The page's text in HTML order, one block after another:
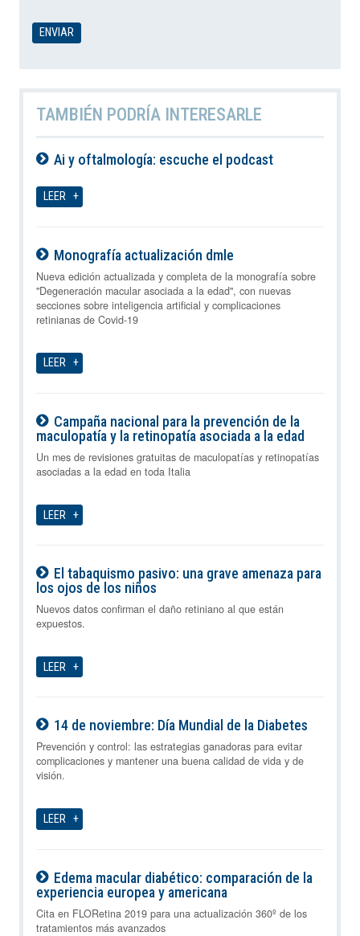
TAMBIÉN PODRÍA INTERESARLE
Ai y oftalmología: escuche el podcast
LEER
Monografía actualización dmle
08-08-2026
Nueva edición actualizada y completa de la monografía sobre
"Degeneración macular asociada a la edad", con nuevas
secciones sobre inteligencia artificial y complicaciones
retinianas de Covid-19
LEER
Campaña nacional para la prevención de la
maculopatía y la retinopatía asociada a la edad
08-08-2026
Un mes de revisiones gratuitas de maculopatías y retinopatías
asociadas a la edad en toda Italia
LEER
El tabaquismo pasivo: una grave amenaza para
los ojos de los niños
08-08-2026
Nuevos datos confirman el daño retiniano al que están
expuestos.
LEER
14 de noviembre: Día Mundial de la Diabetes
08-08-2026
Prevención y control: las estrategias ganadoras para evitar
complicaciones y mantener una buena calidad de vida y de
visión.
LEER
Edema macular diabético: comparación de la
experiencia europea y americana
08-08-2026
Cita en FLORetina 2019 para una actualización 360º de los
tratamientos más avanzados